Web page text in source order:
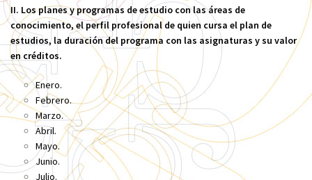
II. Los planes y programas de estudio con las áreas de
conocimiento, el perfil profesional de quien cursa el plan de
estudios, la duración del programa con las asignaturas y su valor
en créditos.
Enero.
Febrero.
Marzo.
Abril.
Mayo.
Junio.
Julio.